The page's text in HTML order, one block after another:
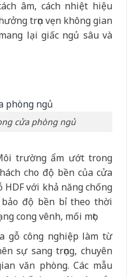
âm, cách nhiệt hiệu
trọn vẹn không gian
lại giấc ngủ sâu và
cửa phòng ngủ
trường ẩm ướt trong
cho độ bền của cửa
HDF với khả năng chống
độ bền bỉ theo thời
cong vênh, mối mọt.
gỗ công nghiệp làm từ
sự sang trọng, chuyên
văn phòng. Các mẫu